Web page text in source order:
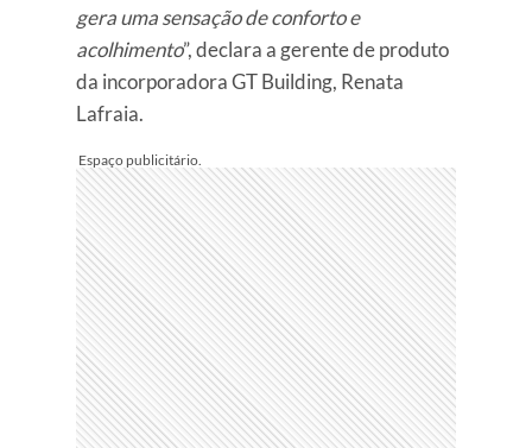
gera uma sensação de conforto e
acolhimento”, declara a gerente de produto
da incorporadora GT Building, Renata
Lafraia.